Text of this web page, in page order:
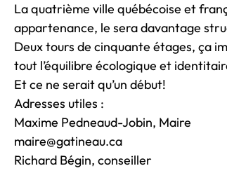
La quatrième ville québécoise et
appartenance, le sera davantage
Deux tours de cinquante étages, ça
tout l’équilibre écologique et
Et ce ne serait qu’un début!
Adresses utiles :
Maxime Pedneaud-Jobin, Maire
maire@gatineau.ca
Richard Bégin, conseiller